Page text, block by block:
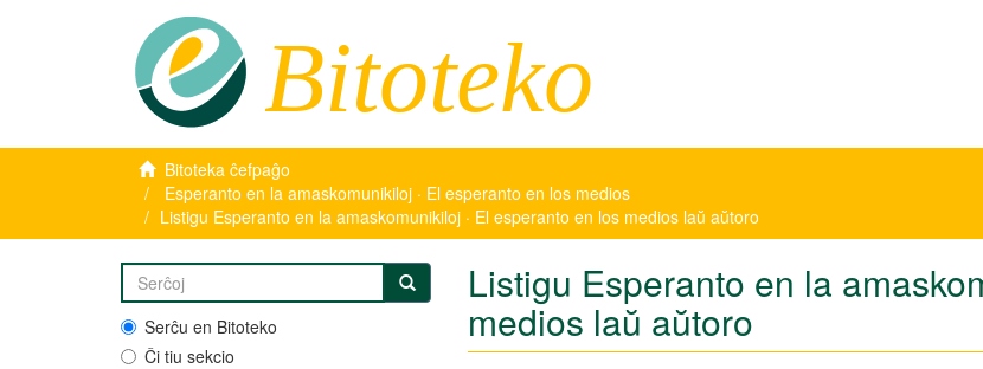
Bitoteko
Bitoteka ĉefpaĝo
Esperanto en la amaskomunikiloj · El esperanto en los medios
Listigu Esperanto en la amaskomunikiloj · El esperanto en los medios laŭ aŭtoro
Serĉu en Bitoteko
Ĉi tiu sekcio
Listigu Esperanto en la
medios laŭ aŭtoro